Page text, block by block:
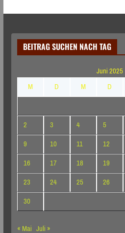
BEITRAG SUCHEN NACH TAG
Juni 2025
M
D M D
2
3 4 5
9
10 11 12
16
17 18 19
23
24 25 26
30
« Mai Juli »